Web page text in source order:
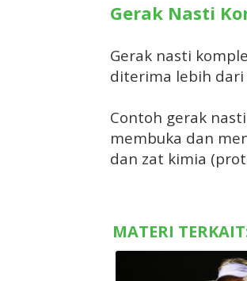
Gerak Nasti
Gerak nasti
diterima lebih dari
Contoh gerak
membuka dan
dan zat kimia
MATERI